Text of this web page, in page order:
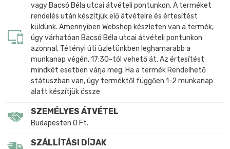
vagy Bacsó Béla utcai átvételi pontunkon. A terméket
rendelés után készítjük elő átvételre és értesítést
küldünk. Amennyiben Webshop készleten van a termék,
úgy várhatóan Bacsó Béla utcai átvételi pontunkon
azonnal, Tétényi úti üzletünkben leghamarabb a
munkanap végén, 17:30-tól vehető át. Az értesítést
mindkét esetben várja meg. Ha a termék Rendelhető
státuszban van, úgy terméktől függően 1-2 munkanap
alatt készítjük össze
SZEMÉLYES ÁTVÉTEL
Budapesten 0 Ft.
SZÁLLÍTÁSI DÍJAK